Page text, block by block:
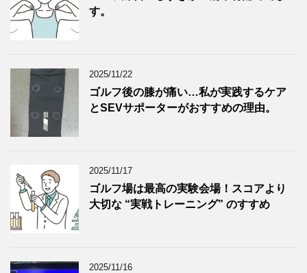
す。
2025/11/22
ゴルフ後の膝が痛い…私が実践するケア
とSEVサポーターがおすすめの理由。
2025/11/17
ゴルフ場は最高の実験会場！スコアより
大切な “実戦トレーニング” のすすめ
2025/11/16